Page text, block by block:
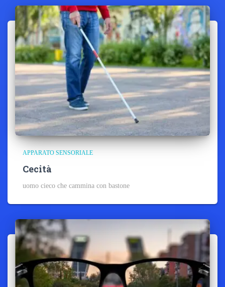
APPARATO SENSORIALE
Cecità
uomo cieco che cammina con bastone